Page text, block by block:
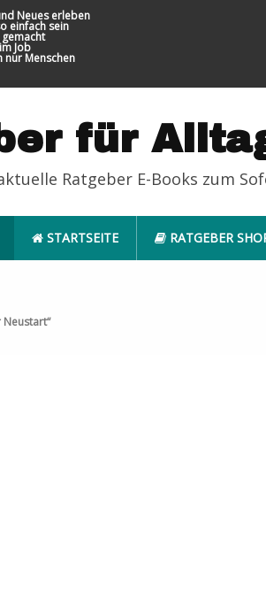
Neues erleben
einfach sein
Job
nur Menschen
für
Ratgeber E-Books zum
STARTSEITE RATGEBER